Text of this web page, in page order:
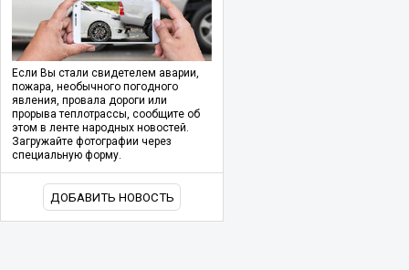
Если Вы стали свидетелем аварии,
пожара, необычного погодного
явления, провала дороги или
прорыва теплотрассы, сообщите об
этом в ленте народных новостей.
Загружайте фотографии через
специальную форму.
ДОБАВИТЬ НОВОСТЬ